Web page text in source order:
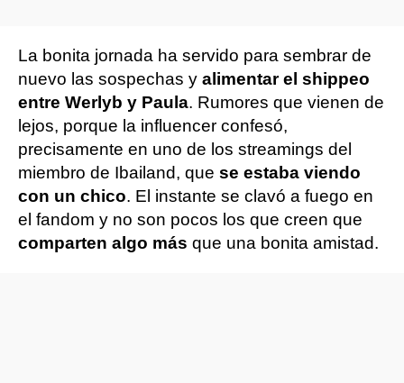
La bonita jornada ha servido para sembrar de
nuevo las sospechas y alimentar el shippeo
entre Werlyb y Paula. Rumores que vienen de
lejos, porque la influencer confesó,
precisamente en uno de los streamings del
miembro de Ibailand, que se estaba viendo
con un chico. El instante se clavó a fuego en
el fandom y no son pocos los que creen que
comparten algo más que una bonita amistad.